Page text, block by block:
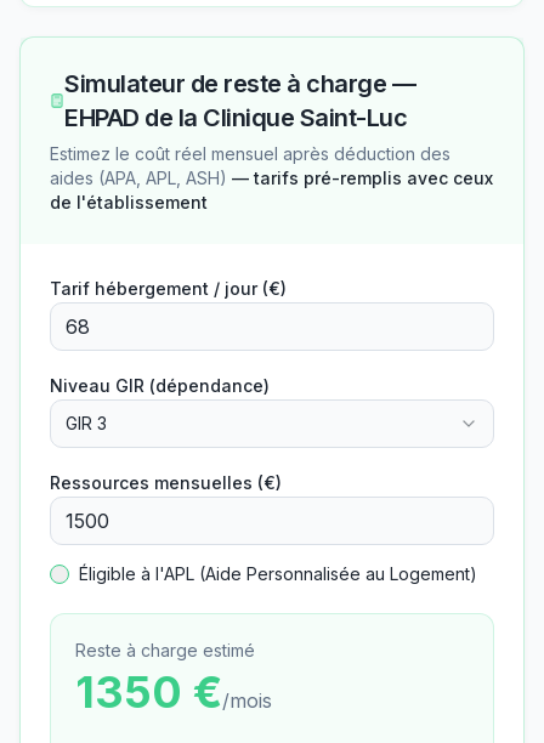
Simulateur de reste à charge —
EHPAD de la Clinique Saint-Luc
Estimez le coût réel mensuel après déduction des
aides (APA, APL, ASH) — tarifs pré-remplis avec ceux
de l'établissement
Tarif hébergement / jour (€)
Niveau GIR (dépendance)
GIR 3
Ressources mensuelles (€)
Éligible à l'APL (Aide Personnalisée au Logement)
Reste à charge estimé
1350 €/mois